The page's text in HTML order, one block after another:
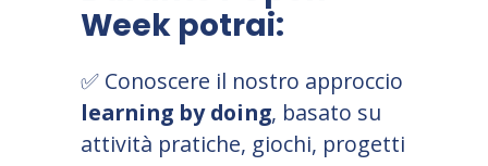
Week potrai:
✅ Conoscere il nostro approccio
learning by doing, basato su
attività pratiche, giochi, progetti